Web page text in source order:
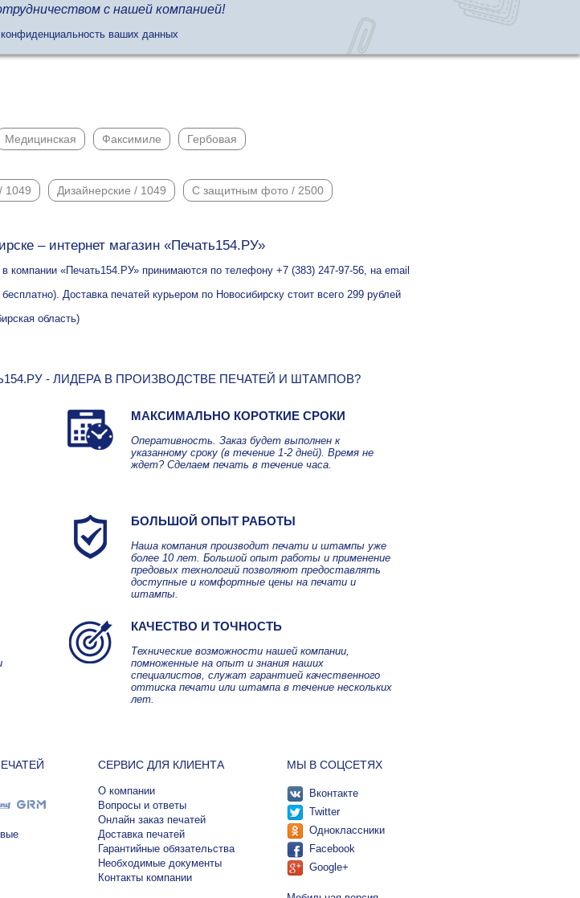
с нашей компанией!
ваших данных
Медицинская Факсимиле
Гербовая
1049 Дизайнерские / 1049 С защитным фото / 2500
– интернет магазин «Печать154.РУ»
компании «Печать154.РУ» принимаются по телефону +7 (383) 247-97-56, на email
Доставка печатей курьером по Новосибирску стоит всего 299 рублей
область)
- ЛИДЕРА В ПРОИЗВОДСТВЕ ПЕЧАТЕЙ И ШТАМПОВ?
МАКСИМАЛЬНО КОРОТКИЕ СРОКИ
Оперативность. Заказ будет выполнен к
указанному сроку (в течение 1-2 дней). Время не
ждет? Сделаем печать в течение часа.
БОЛЬШОЙ ОПЫТ РАБОТЫ
Наша компания производит печати и штампы уже
более 10 лет. Большой опыт работы и применение
предовых технологий позволяют предоставлять
доступные и комфортные цены на печати и
штампы.
КАЧЕСТВО И ТОЧНОСТЬ
Технические возможности нашей компании,
помноженные на опыт и знания наших
специалистов, служат гарантией качественного
оттиска печати или штампа в течение нескольких
лет.
СЕРВИС ДЛЯ КЛИЕНТА
О компании
Вопросы и ответы
Онлайн заказ печатей
Доставка печатей
Гарантийные обязательства
Необходимые документы
Контакты компании
МЫ В СОЦСЕТЯХ
Вконтакте
Twitter
Одноклассники
Facebook
Google+